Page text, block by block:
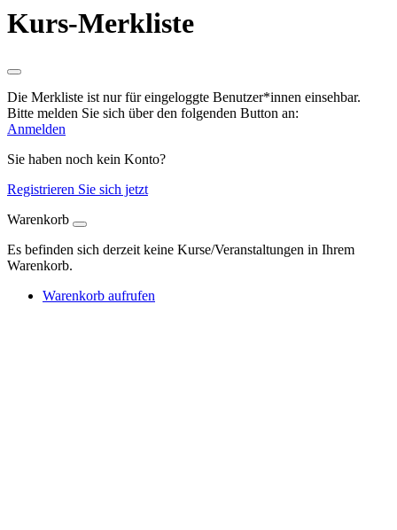
Kurs-Merkliste
Die Merkliste ist nur für eingeloggte Benutzer*innen einsehbar.
Bitte melden Sie sich über den folgenden Button an:
Anmelden
Sie haben noch kein Konto?
Registrieren Sie sich jetzt
Warenkorb
Es befinden sich derzeit keine Kurse/Veranstaltungen in Ihrem
Warenkorb.
Warenkorb aufrufen